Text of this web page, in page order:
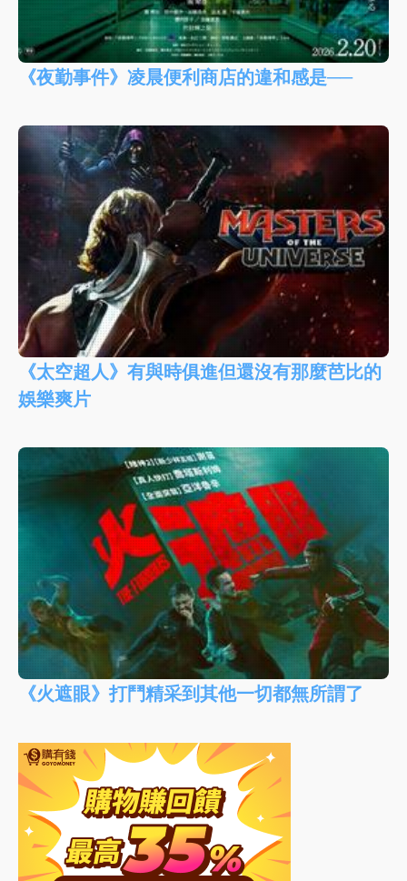
《夜勤事件》凌晨便利商店的違和感是──
《太空超人》有與時俱進但還沒有那麼芭比的
娛樂爽片
《火遮眼》打鬥精采到其他一切都無所謂了